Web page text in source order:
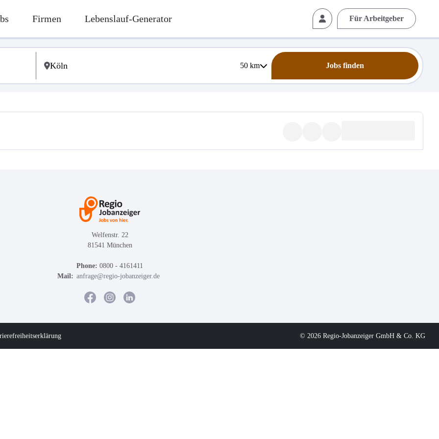
Firmen Lebenslauf-Generator Für Arbeitgeber
50km Jobs finden
Welfenstr. 22
81541 München
Phone: 0800 - 4161411
Mail: anfrage@regio-jobanzeiger.de
© 2026 Regio-Jobanzeiger GmbH & Co. KG